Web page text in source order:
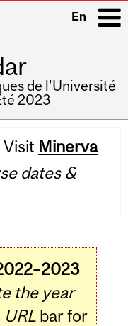
En
de l'Université
2023
Visit Minerva
dates &
the year
URLbar for